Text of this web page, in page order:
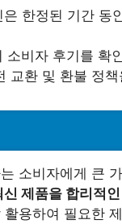
한정된 기간 동
소비자 후기를 확
교환 및 환불 정
소비자에게 큰
제품을 합리적
용하여 필요한